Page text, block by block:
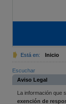
Está en: Inicio
Escuchar
Aviso Legal
La información que
exención de